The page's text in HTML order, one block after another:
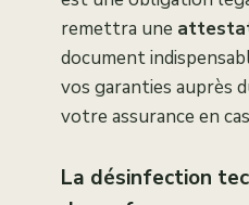
remettra une
document
vos garanties auprès
votre assurance en
La désinfection